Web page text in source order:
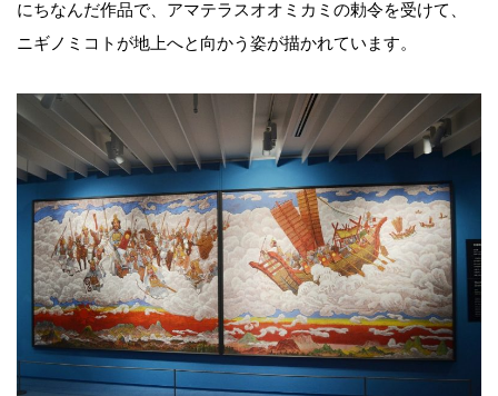
にちなんだ作品で、アマテラスオオミカミの勅令を受けて、
ニギノミコトが地上へと向かう姿が描かれています。